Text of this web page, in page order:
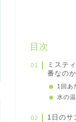
目次
ミステ
番なのか
1回あ
水の
1日のサ